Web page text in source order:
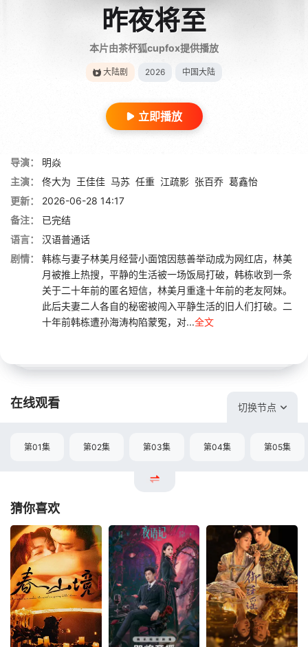
昨夜将至
本片由茶杯狐cupfox提供播放
大陆剧 2026 中国大陆
立即播放
导演：
明焱
主演：
佟大为 王佳佳 马苏 任重 江疏影 张百乔 葛鑫怡
更新：
2026-06-28 14:17
备注：
已完结
语言：
汉语普通话
剧情：
韩栋与妻子林美月经营小面馆因慈善举动成为网红店，林美
月被推上热搜，平静的生活被一场饭局打破，韩栋收到一条
关于二十年前的匿名短信，林美月重逢十年前的老友阿妹。
此后夫妻二人各自的秘密被闯入平静生活的旧人们打破。二
十年前韩栋遭孙海涛构陷蒙冤，对...全文
在线观看 切换节点
第01集 第02集 第03集 第04集 第05集
猜你喜欢